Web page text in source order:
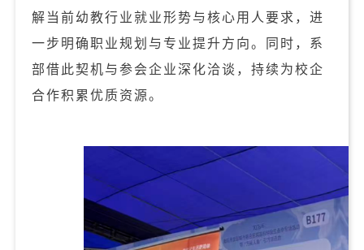
解当前幼教行业就业形势与核心用人要求，进
一步明确职业规划与专业提升方向。同时，系
部借此契机与参会企业深化洽谈，持续为校企
合作积累优质资源。